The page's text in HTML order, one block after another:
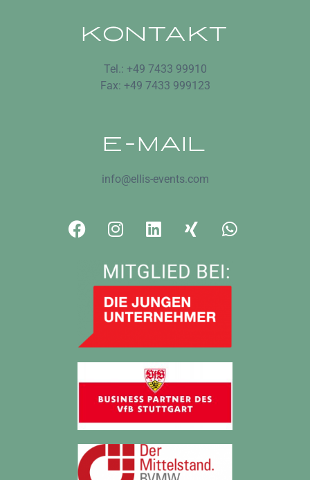
KONTAKT
Tel.: +49 7433 99910
Fax: +49 7433 999123
E-MAIL
info@ellis-events.com